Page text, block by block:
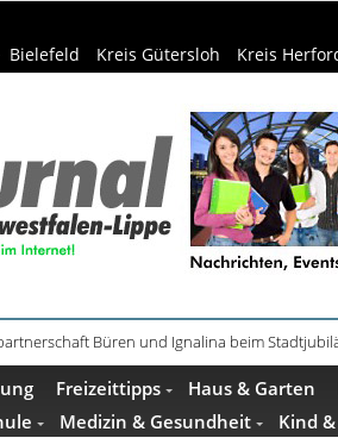
Bielefeld Kreis Gütersloh Kreis
Büren und Ignalina beim
Skill Sharing der HSBI in Berlin ausgezeichnet
Freizeittipps Haus & Garten
Medizin & Gesundheit Kind